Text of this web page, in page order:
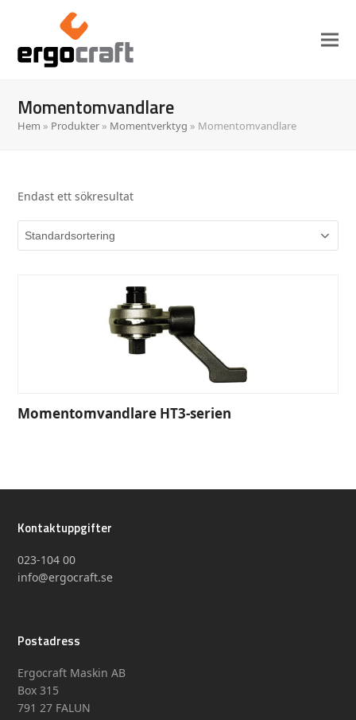
Momentomvandlare
Hem » Produkter » Momentverktyg » Momentomvandlare
Endast ett sökresultat
Momentomvandlare HT3-serien
Kontaktuppgifter
023-104 00
info@ergocraft.se
Postadress
Ergocraft Maskin AB
Box 315
791 27 FALUN